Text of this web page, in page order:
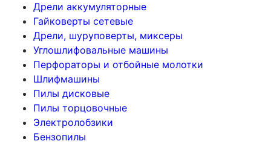
Дрели аккумуляторные
Гайковерты сетевые
Дрели, шуруповерты, миксеры
Углошлифовальные машины
Перфораторы и отбойные молотки
Шлифмашины
Пилы дисковые
Пилы торцовочные
Электролобзики
Бензопилы